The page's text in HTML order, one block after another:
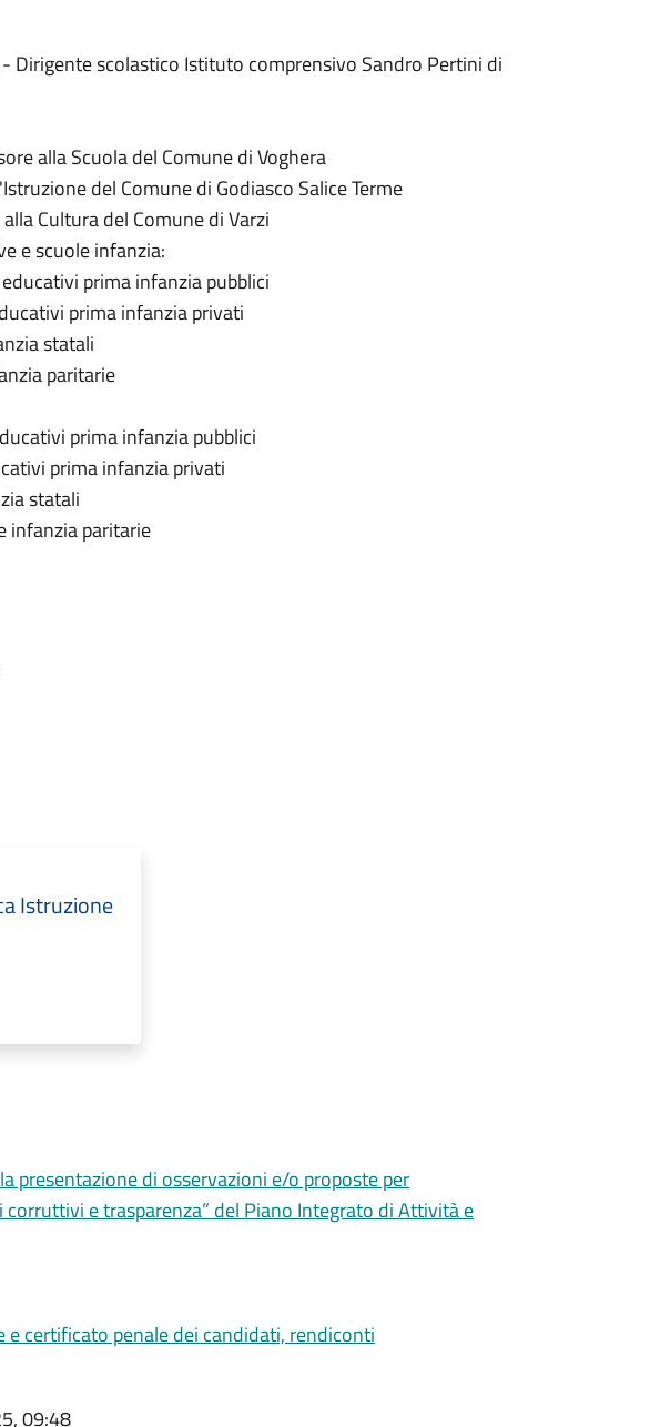
- Dirigente scolastico Istituto comprensivo Sandro Pertini di
alla Scuola del Comune di Voghera
del Comune di Godiasco Salice Terme
Cultura del Comune di Varzi
e scuole infanzia:
prima infanzia pubblici
prima infanzia privati
statali
paritarie
prima infanzia pubblici
prima infanzia privati
statali
infanzia paritarie
Istruzione
presentazione di osservazioni e/o proposte per
corruttivi e trasparenza” del Piano Integrato di Attività e
certificato penale dei candidati, rendiconti
09:48